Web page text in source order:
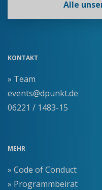
Alle
KONTAKT
» Team
events@dpunkt.de
06221 / 1483-15
MEHR
» Code of Conduct
» Programmbeirat